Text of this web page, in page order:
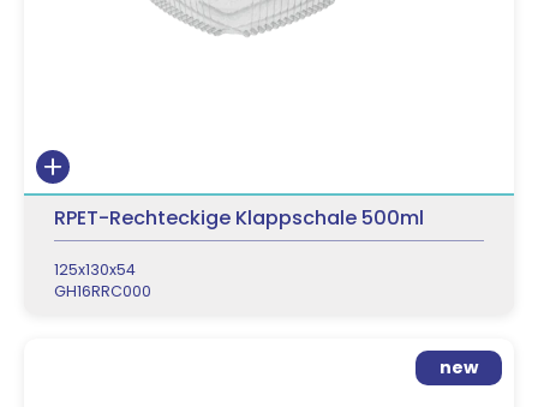
RPET-Rechteckige Klappschale 500ml
125x130x54
GH16RRC000
new